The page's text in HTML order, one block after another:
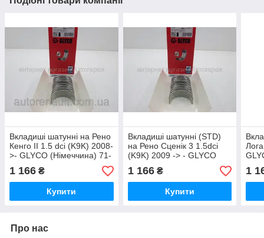
Вкладиші шатунні на Рено
Кенго II 1.5 dci (K9K) 2008-
>- GLYCO (Німеччина) 71-
4243/4 STD
1 166 ₴
Купити
Вкладиші шатунні (STD)
на Рено Сценік 3 1.5dci
(K9K) 2009 -> - GLYCO
(Німеччина) 7142434STD
1 166₴
Купити
1
Про нас